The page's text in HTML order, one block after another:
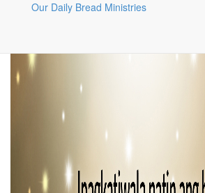
Our Daily Bread MinistriesMagpatuloy sa Pagbabasa